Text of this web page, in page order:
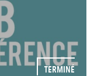
TERMINÉ